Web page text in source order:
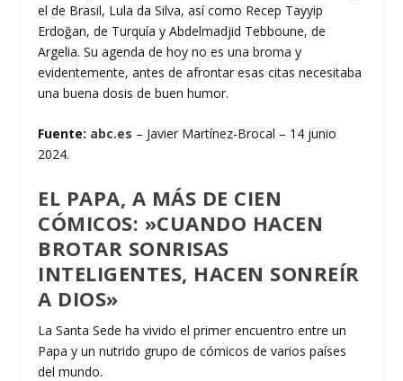
el de Brasil, Lula da Silva, así como Recep Tayyip
Erdoğan, de Turquía y Abdelmadjid Tebboune, de
Argelia. Su agenda de hoy no es una broma y
evidentemente, antes de afrontar esas citas necesitaba
una buena dosis de buen humor.
Fuente: abc.es – Javier Martínez-Brocal – 14 junio
2024.
EL PAPA, A MÁS DE CIEN
CÓMICOS: »CUANDO HACEN
BROTAR SONRISAS
INTELIGENTES, HACEN SONREÍR
A DIOS»
La Santa Sede ha vivido el primer encuentro entre un
Papa y un nutrido grupo de cómicos de varios países
del mundo.